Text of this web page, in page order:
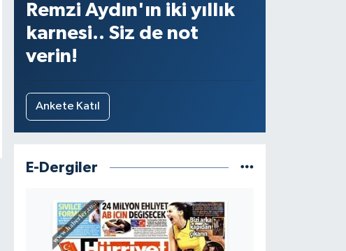
Remzi Aydın'ın iki yıllık
karnesi.. Siz de not
verin!
Ankete Katıl
E-Dergiler